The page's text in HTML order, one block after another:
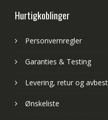
Hurtigkoblinger
Personvernregler
Garanties & Testing
Levering, retur og
Ønskeliste